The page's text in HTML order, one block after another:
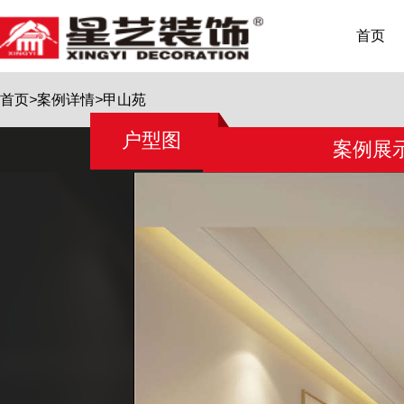
首页
首页>案例详情>甲山苑
户型图 案例展